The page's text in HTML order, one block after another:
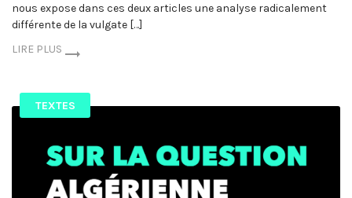
nous expose dans ces deux articles une analyse radicalement
différente de la vulgate […]
LIRE PLUS
TEXTES